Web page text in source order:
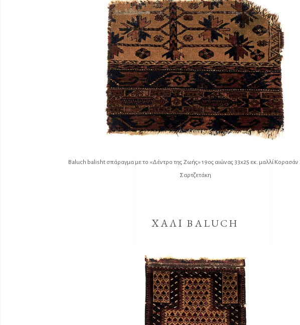
Baluch balisht σπάραγμα με το «Δέντρο της Ζωής» 19ος αιώνας 33x25 εκ. μαλλί
Σαρτζετάκη
ΧΑΛΙ BALUCH